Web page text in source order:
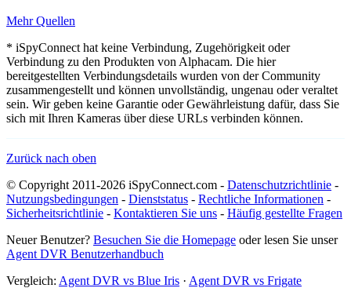
Mehr Quellen
* iSpyConnect hat keine Verbindung, Zugehörigkeit oder
Verbindung zu den Produkten von Alphacam. Die hier
bereitgestellten Verbindungsdetails wurden von der Community
zusammengestellt und können unvollständig, ungenau oder veraltet
sein. Wir geben keine Garantie oder Gewährleistung dafür, dass Sie
sich mit Ihren Kameras über diese URLs verbinden können.
Zurück nach oben
© Copyright 2011-2026 iSpyConnect.com - Datenschutzrichtlinie -
Nutzungsbedingungen - Dienststatus - Rechtliche Informationen -
Sicherheitsrichtlinie - Kontaktieren Sie uns - Häufig gestellte Fragen
Neuer Benutzer? Besuchen Sie die Homepage oder lesen Sie unser
Agent DVR Benutzerhandbuch
Vergleich: Agent DVR vs Blue Iris · Agent DVR vs Frigate